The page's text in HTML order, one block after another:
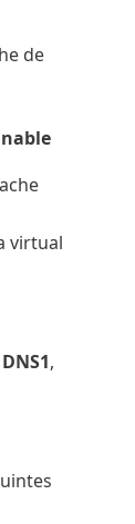
de
virtual
DNS1,